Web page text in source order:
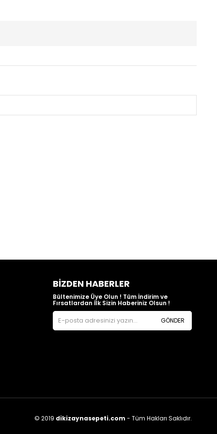
BIZDEN HABERLER
Bültenimize Üye Olun ! Tüm İndirim ve
Fırsatlardan İlk Sizin Haberiniz Olsun !
GÖNDER
© 2019 dikizaynasepeti.com - Tüm Hakları Saklıdır.